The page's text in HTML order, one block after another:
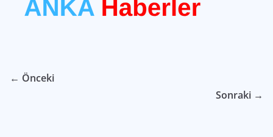
← Önceki
Sonraki →